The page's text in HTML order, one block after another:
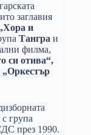
заглавия
и
Тангра и
филма,
си отива“,
„Оркестър
група
през 1990.